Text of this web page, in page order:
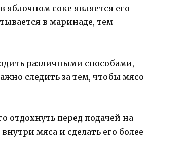
соке является его
в маринаде, тем
различными способами,
следить за тем, чтобы мясо
отдохнуть перед подачей на
мяса и сделать его более